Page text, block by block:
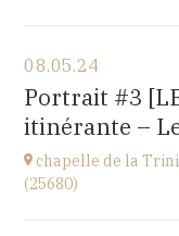
Eglise de
3 chemin de l'église
at20H00
08.05.24
Portrait #3
itinérante –
chapelle de la
(25680)